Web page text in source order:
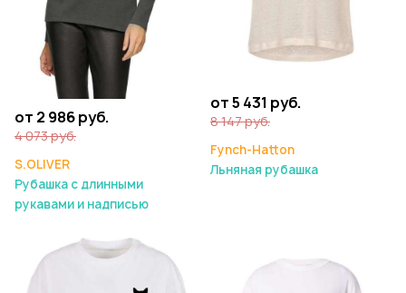
от 2 986 руб.
4 073 руб.
S.OLIVER
Рубашка с длинными
рукавами и надписью
от 5 431 руб.
8 147 руб.
Fynch-Hatton
Льняная рубашка